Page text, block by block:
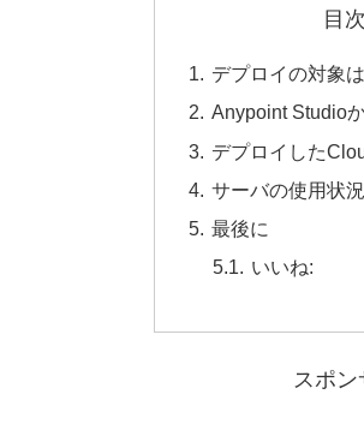
目次
デプロイの対象
Anypoint Studio
デプロイした
サーバの使用状
最後に
いいね:
スポ